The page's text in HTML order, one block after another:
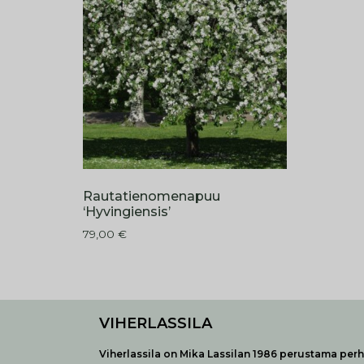
Rautatienomenapuu
‘Hyvingiensis’
79,00 €
VIHERLASSILA
Viherlassila on Mika Lassilan 1986 perustama